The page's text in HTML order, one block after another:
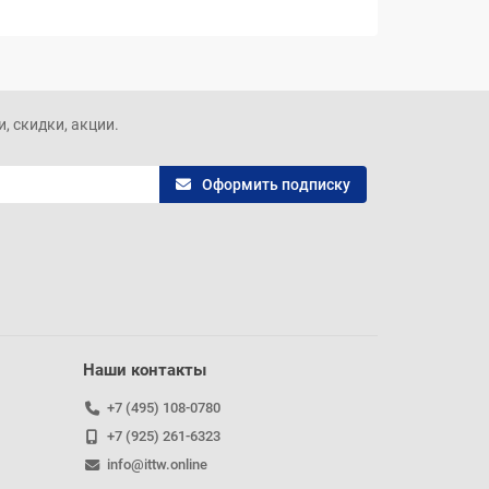
скидки, акции.
Оформить подписку
Наши контакты
+7 (495) 108-0780
+7 (925) 261-6323
info@ittw.online